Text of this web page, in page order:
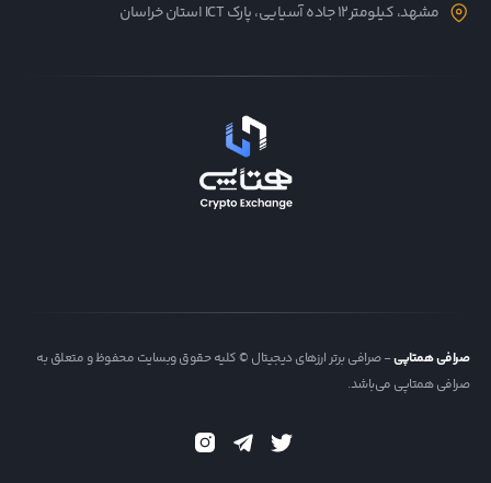
مشهد، کیلومتر12 جاده آسیایی، پارک ICT استان خراسان
صرافی همتاپی- صرافی برتر ارزهای دیجیتال © کلیه حقوق وبسایت محفوظ و متعلق به
صرافی همتاپی می‌باشد.